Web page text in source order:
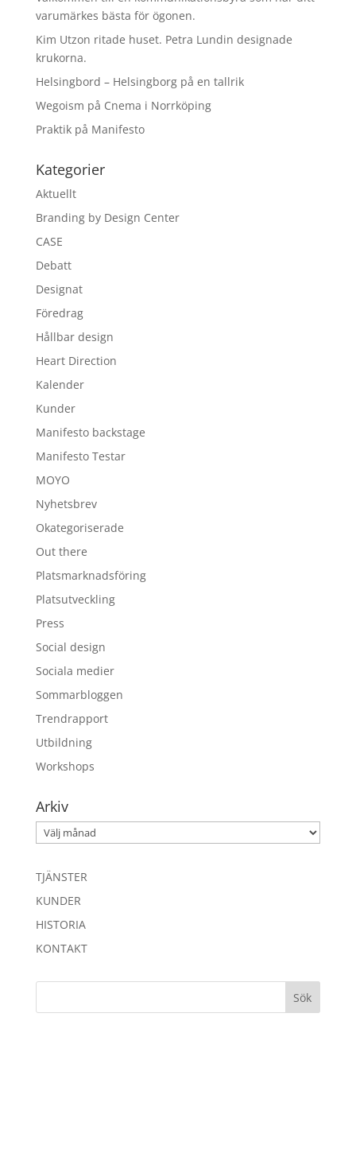
varumärkes bästa för ögonen.
Kim Utzon ritade huset. Petra Lundin designade
krukorna.
Helsingbord – Helsingborg på en tallrik
Wegoism på Cnema i Norrköping
Praktik på Manifesto
Kategorier
Aktuellt
Branding by Design Center
CASE
Debatt
Designat
Föredrag
Hållbar design
Heart Direction
Kalender
Kunder
Manifesto backstage
Manifesto Testar
MOYO
Nyhetsbrev
Okategoriserade
Out there
Platsmarknadsföring
Platsutveckling
Press
Social design
Sociala medier
Sommarbloggen
Trendrapport
Utbildning
Workshops
Arkiv
Arkiv
TJÄNSTER
KUNDER
HISTORIA
KONTAKT